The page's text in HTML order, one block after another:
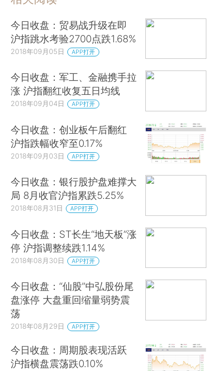
今日收盘：贸易战升级在即
沪指跳水考验2700点跌1.68%
2018年09月05日 APP打开
今日收盘：军工、金融携手拉
涨 沪指翻红收复五日均线
2018年09月04日 APP打开
今日收盘：创业板午后翻红
沪指跌幅收窄至0.17%
2018年09月03日 APP打开
今日收盘：银行股护盘难撑大
局 8月收官沪指累跌5.25%
2018年08月31日 APP打开
今日收盘：ST长生“地天板”涨
停 沪指调整续跌1.14%
2018年08月30日 APP打开
今日收盘：“仙股”中弘股份尾
盘涨停 大盘重回缩量弱势震
荡
2018年08月29日 APP打开
今日收盘：周期股表现活跃
沪指横盘震荡跌0.10%